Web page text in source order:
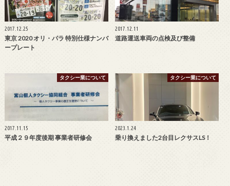
2017.12.25
東京 2020 オリ・パラ 特別仕様ナンバ
ープレート
2017.12.11
道路運送車両の点検及び整備
タクシー業について
2017.11.15
平成２９年度後期 事業者研修会
タクシー業について
2023.1.24
乗り換えました2台目レクサスLS！